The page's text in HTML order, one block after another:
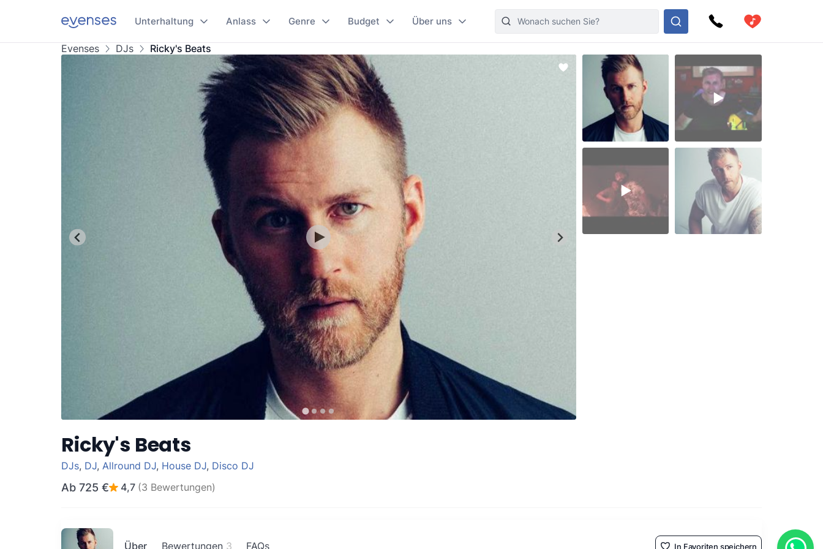
Unterhaltung Anlass Genre Budget Über uns
Evenses DJs Ricky's Beats
Ricky's Beats
DJs, DJ, Allround DJ, House DJ, Disco DJ
Ab 725 € 4,7 (3 Bewertungen)
Über Bewertungen 3 FAQs In Favoriten speichern